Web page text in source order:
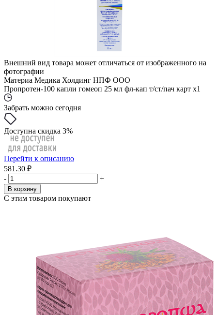
Внешний вид товара может отличаться от изображенного на
фотографии
Материа Медика Холдинг НПФ ООО
Пропротен-100 капли гомеоп 25 мл фл-кап т/ст/пач карт x1
Забрать можно сегодня
Доступна скидка 3%
Перейти к описанию
581.30 ₽
-
+
В корзину
С этим товаром покупают